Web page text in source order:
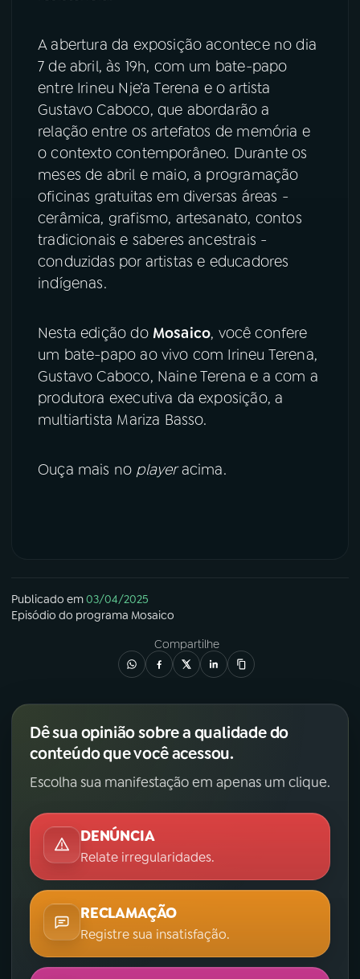
A abertura da exposição acontece no dia
7 de abril, às 19h, com um bate-papo
entre Irineu Nje’a Terena e o artista
Gustavo Caboco, que abordarão a
relação entre os artefatos de memória e
o contexto contemporâneo. Durante os
meses de abril e maio, a programação
oficinas gratuitas em diversas áreas -
cerâmica, grafismo, artesanato, contos
tradicionais e saberes ancestrais -
conduzidas por artistas e educadores
indígenas.
Nesta edição do Mosaico, você confere
um bate-papo ao vivo com Irineu Terena,
Gustavo Caboco, Naine Terena e a com a
produtora executiva da exposição, a
multiartista Mariza Basso.
Ouça mais no playeracima.
Publicado em03/04/2025
Episódio do programa Mosaico
Compartilhe
Dê sua opinião sobre a qualidade do
conteúdo que você acessou.
Escolha sua manifestação em apenas um clique.
DENÚNCIA
Relate irregularidades.
RECLAMAÇÃO
Registre sua insatisfação.